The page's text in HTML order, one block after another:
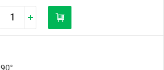
90°